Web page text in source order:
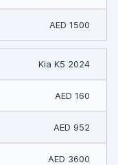
AED 1500
Kia K5 2024
AED 160
AED 952
AED 3600